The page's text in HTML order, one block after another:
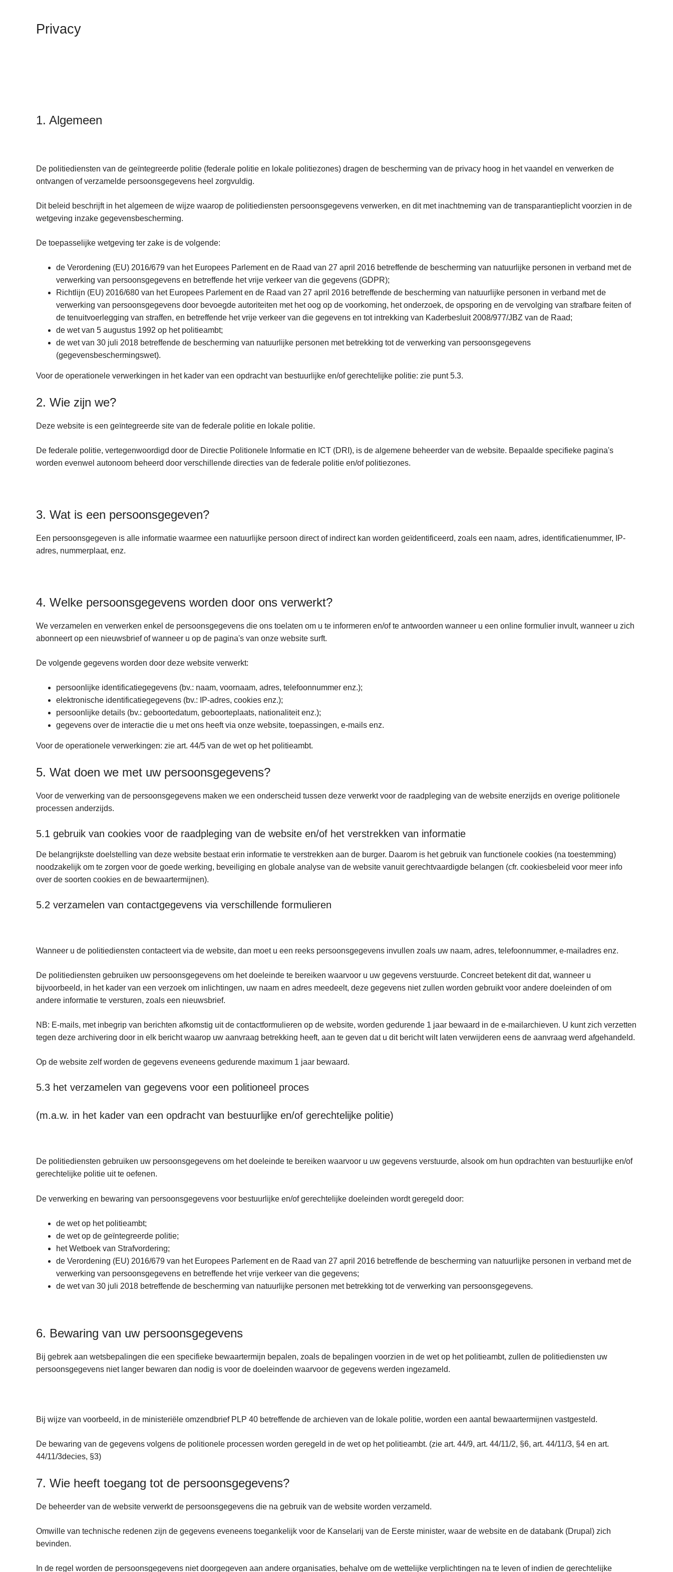
Privacy
1. Algemeen
De politiediensten van de geïntegreerde politie (federale politie en lokale politiezones) dragen de bescherming van de privacy hoog in het vaandel en verwerken de
ontvangen of verzamelde persoonsgegevens heel zorgvuldig.
Dit beleid beschrijft in het algemeen de wijze waarop de politiediensten persoonsgegevens verwerken, en dit met inachtneming van de transparantieplicht voorzien in de
wetgeving inzake gegevensbescherming.
De toepasselijke wetgeving ter zake is de volgende:
de Verordening (EU) 2016/679 van het Europees Parlement en de Raad van 27 april 2016 betreffende de bescherming van natuurlijke personen in verband met de
verwerking van persoonsgegevens en betreffende het vrije verkeer van die gegevens (GDPR);
Richtlijn (EU) 2016/680 van het Europees Parlement en de Raad van 27 april 2016 betreffende de bescherming van natuurlijke personen in verband met de
verwerking van persoonsgegevens door bevoegde autoriteiten met het oog op de voorkoming, het onderzoek, de opsporing en de vervolging van strafbare feiten of
de tenuitvoerlegging van straffen, en betreffende het vrije verkeer van die gegevens en tot intrekking van Kaderbesluit 2008/977/JBZ van de Raad;
de wet van 5 augustus 1992 op het politieambt;
de wet van 30 juli 2018 betreffende de bescherming van natuurlijke personen met betrekking tot de verwerking van persoonsgegevens
(gegevensbeschermingswet).
Voor de operationele verwerkingen in het kader van een opdracht van bestuurlijke en/of gerechtelijke politie: zie punt 5.3.
2. Wie zijn we?
Deze website is een geïntegreerde site van de federale politie en lokale politie.
De federale politie, vertegenwoordigd door de Directie Politionele Informatie en ICT (DRI), is de algemene beheerder van de website. Bepaalde specifieke pagina's
worden evenwel autonoom beheerd door verschillende directies van de federale politie en/of politiezones.
3. Wat is een persoonsgegeven?
Een persoonsgegeven is alle informatie waarmee een natuurlijke persoon direct of indirect kan worden geïdentificeerd, zoals een naam, adres, identificatienummer, IP-
adres, nummerplaat, enz.
4. Welke persoonsgegevens worden door ons verwerkt?
We verzamelen en verwerken enkel de persoonsgegevens die ons toelaten om u te informeren en/of te antwoorden wanneer u een online formulier invult, wanneer u zich
abonneert op een nieuwsbrief of wanneer u op de pagina's van onze website surft.
De volgende gegevens worden door deze website verwerkt:
persoonlijke identificatiegegevens (bv.: naam, voornaam, adres, telefoonnummer enz.);
elektronische identificatiegegevens (bv.: IP-adres, cookies enz.);
persoonlijke details (bv.: geboortedatum, geboorteplaats, nationaliteit enz.);
gegevens over de interactie die u met ons heeft via onze website, toepassingen, e-mails enz.
Voor de operationele verwerkingen: zie art. 44/5 van de wet op het politieambt.
5. Wat doen we met uw persoonsgegevens?
Voor de verwerking van de persoonsgegevens maken we een onderscheid tussen deze verwerkt voor de raadpleging van de website enerzijds en overige politionele
processen anderzijds.
5.1 gebruik van cookies voor de raadpleging van de website en/of het verstrekken van informatie
De belangrijkste doelstelling van deze website bestaat erin informatie te verstrekken aan de burger. Daarom is het gebruik van functionele cookies (na toestemming)
noodzakelijk om te zorgen voor de goede werking, beveiliging en globale analyse van de website vanuit gerechtvaardigde belangen (cfr. cookiesbeleid voor meer info
over de soorten cookies en de bewaartermijnen).
5.2 verzamelen van contactgegevens via verschillende formulieren
Wanneer u de politiediensten contacteert via de website, dan moet u een reeks persoonsgegevens invullen zoals uw naam, adres, telefoonnummer, e-mailadres enz.
De politiediensten gebruiken uw persoonsgegevens om het doeleinde te bereiken waarvoor u uw gegevens verstuurde. Concreet betekent dit dat, wanneer u
bijvoorbeeld, in het kader van een verzoek om inlichtingen, uw naam en adres meedeelt, deze gegevens niet zullen worden gebruikt voor andere doeleinden of om
andere informatie te versturen, zoals een nieuwsbrief.
NB: E-mails, met inbegrip van berichten afkomstig uit de contactformulieren op de website, worden gedurende 1 jaar bewaard in de e-mailarchieven. U kunt zich verzetten
tegen deze archivering door in elk bericht waarop uw aanvraag betrekking heeft, aan te geven dat u dit bericht wilt laten verwijderen eens de aanvraag werd afgehandeld.
Op de website zelf worden de gegevens eveneens gedurende maximum 1 jaar bewaard.
5.3 het verzamelen van gegevens voor een politioneel proces
(m.a.w. in het kader van een opdracht van bestuurlijke en/of gerechtelijke politie)
De politiediensten gebruiken uw persoonsgegevens om het doeleinde te bereiken waarvoor u uw gegevens verstuurde, alsook om hun opdrachten van bestuurlijke en/of
gerechtelijke politie uit te oefenen.
De verwerking en bewaring van persoonsgegevens voor bestuurlijke en/of gerechtelijke doeleinden wordt geregeld door:
de wet op het politieambt;
de wet op de geïntegreerde politie;
het Wetboek van Strafvordering;
de Verordening (EU) 2016/679 van het Europees Parlement en de Raad van 27 april 2016 betreffende de bescherming van natuurlijke personen in verband met de
verwerking van persoonsgegevens en betreffende het vrije verkeer van die gegevens;
de wet van 30 juli 2018 betreffende de bescherming van natuurlijke personen met betrekking tot de verwerking van persoonsgegevens.
6. Bewaring van uw persoonsgegevens
Bij gebrek aan wetsbepalingen die een specifieke bewaartermijn bepalen, zoals de bepalingen voorzien in de wet op het politieambt, zullen de politiediensten uw
persoonsgegevens niet langer bewaren dan nodig is voor de doeleinden waarvoor de gegevens werden ingezameld.
Bij wijze van voorbeeld, in de ministeriële omzendbrief PLP 40 betreffende de archieven van de lokale politie, worden een aantal bewaartermijnen vastgesteld.
De bewaring van de gegevens volgens de politionele processen worden geregeld in de wet op het politieambt. (zie art. 44/9, art. 44/11/2, §6, art. 44/11/3, §4 en art.
44/11/3decies, §3)
7. Wie heeft toegang tot de persoonsgegevens?
De beheerder van de website verwerkt de persoonsgegevens die na gebruik van de website worden verzameld.
Omwille van technische redenen zijn de gegevens eveneens toegankelijk voor de Kanselarij van de Eerste minister, waar de website en de databank (Drupal) zich
bevinden.
In de regel worden de persoonsgegevens niet doorgegeven aan andere organisaties, behalve om de wettelijke verplichtingen na te leven of indien de gerechtelijke